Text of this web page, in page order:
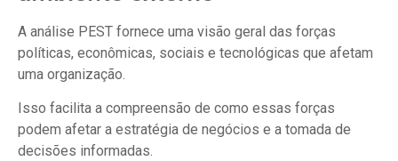
A análise PEST fornece uma visão geral das forças
políticas, econômicas, sociais e tecnológicas que afetam
uma organização.
Isso facilita a compreensão de como essas forças
podem afetar a estratégia de negócios e a tomada de
decisões informadas.